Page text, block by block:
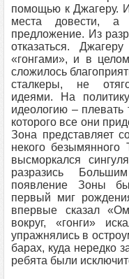
помощью к Джагеру.
места довести, а
предложение. Из
отказаться.
«гонгами», и в
сложилось
сталкеры, не
идеями. На
идеологию –
которого все они
Зона представляет
некого
высморкался
разразись
появление Зоны
первый миг
впервые сказал
вокруг, «гонги»
упражнялись в
барах, куда нередко
ребята были